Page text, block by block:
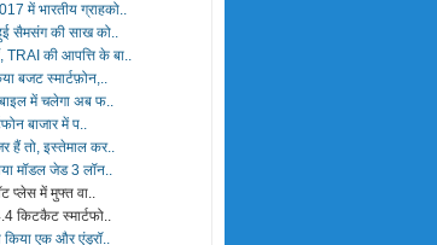
में भारतीय ग्राहको..
सैमसंग की साख को..
की आपत्ति के बा..
बजट स्मार्टफ़ोन,..
में चलेगा अब फ..
बाजार में प..
हैं तो, इस्तेमाल कर..
मॉडल जेड 3 लॉन..
प्लेस में मुफ्त वा..
किटकैट स्मार्टफो..
किया एक और एंड्रॉ..